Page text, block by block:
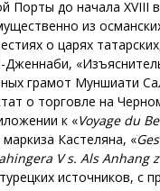
Порты до начала XVIII
из
о царях
грамот Муншиати
о торговле на
к «Voyage du
Кастеляна, «
V s. Als Anhang
источников, с